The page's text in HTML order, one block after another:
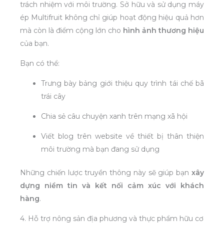
trách nhiệm với môi trường. Sở hữu và sử dụng máy
ép Multifruit không chỉ giúp hoạt động hiệu quả hơn
mà còn là điểm cộng lớn cho hình ảnh thương hiệu
của bạn.
Bạn có thể:
Trưng bày bảng giới thiệu quy trình tái chế bã
trái cây
Chia sẻ câu chuyện xanh trên mạng xã hội
Viết blog trên website về thiết bị thân thiện
môi trường mà bạn đang sử dụng
Những chiến lược truyền thông này sẽ giúp bạn xây
dựng niềm tin và kết nối cảm xúc với khách
hàng.
4. Hỗ trợ nông sản địa phương và thực phẩm hữu cơ